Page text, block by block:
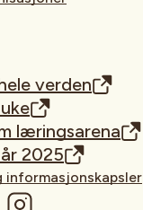
verden
læringsarena
2025
informasjonskapsler